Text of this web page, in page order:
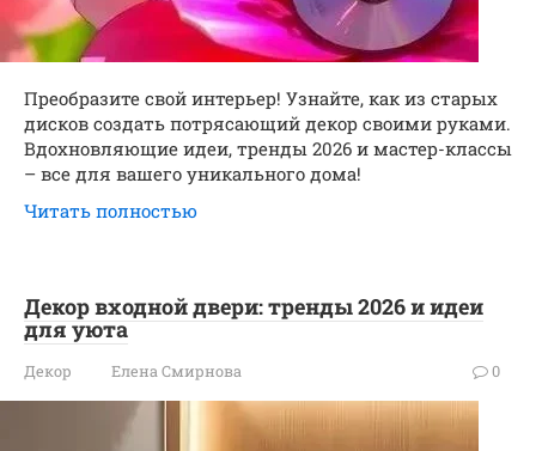
Преобразите свой интерьер! Узнайте, как из старых
дисков создать потрясающий декор своими руками.
Вдохновляющие идеи, тренды 2026 и мастер-классы
– все для вашего уникального дома!
Читать полностью
Декор входной двери: тренды 2026 и идеи
для уюта
Декор Елена Смирнова 0